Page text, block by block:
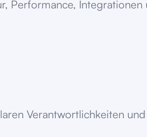
Verantwortlichkeiten und